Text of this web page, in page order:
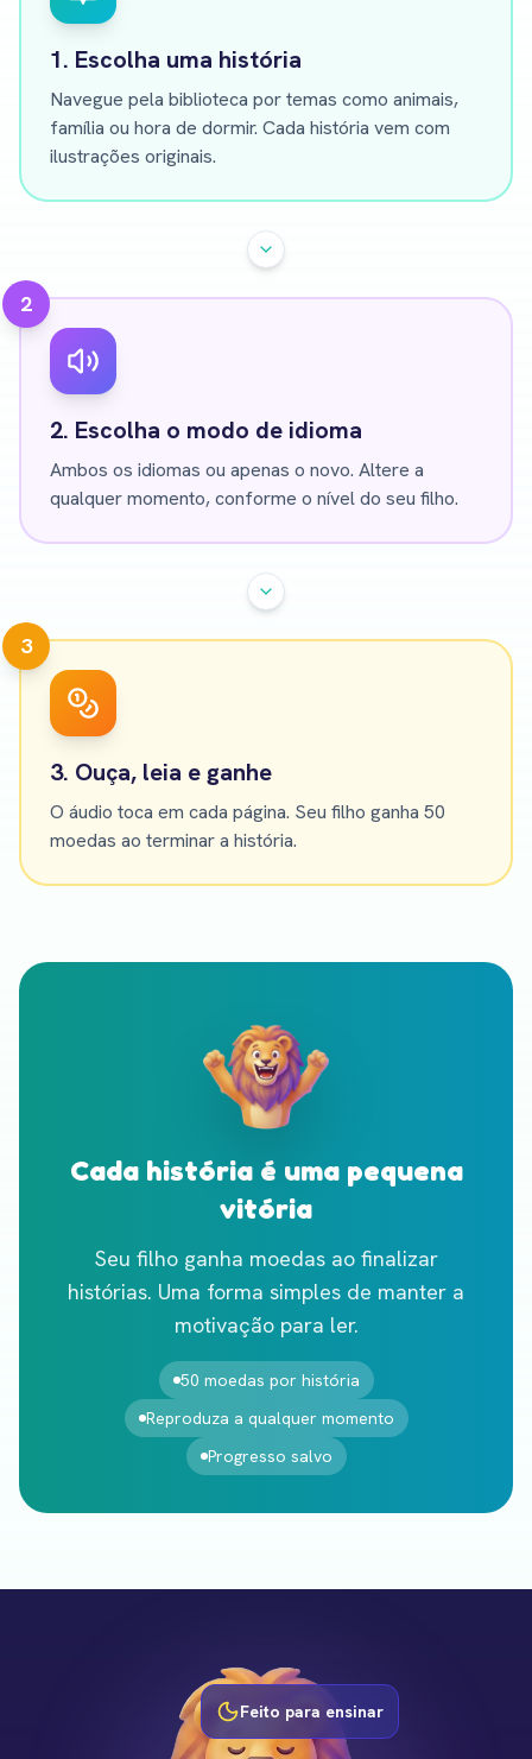
1. Escolha uma história
Navegue pela biblioteca por temas como animais,
família ou hora de dormir. Cada história vem com
ilustrações originais.
2
2. Escolha o modo de idioma
Ambos os idiomas ou apenas o novo. Altere a
qualquer momento, conforme o nível do seu filho.
3
3. Ouça, leia e ganhe
O áudio toca em cada página. Seu filho ganha 50
moedas ao terminar a história.
Cada história é uma pequena
vitória
Seu filho ganha moedas ao finalizar
histórias. Uma forma simples de manter a
motivação para ler.
50 moedas por história
Reproduza a qualquer momento
Progresso salvo
Feito para ensinar